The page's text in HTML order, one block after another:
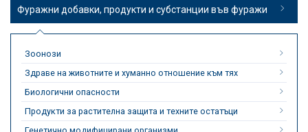
Фуражни добавки, продукти и субстанции във фуражи
Зоонози
Здраве на животните и хуманно отношение към тях
Биологични опасности
Продукти за растителна защита и техните остатъци